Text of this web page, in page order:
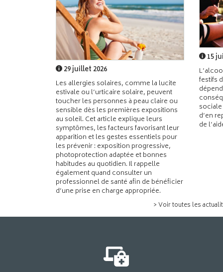
29 juillet 2026
Les allergies solaires, comme la lucite
estivale ou l’urticaire solaire, peuvent
toucher les personnes à peau claire ou
sensible dès les premières expositions
au soleil. Cet article explique leurs
symptômes, les facteurs favorisant leur
apparition et les gestes essentiels pour
les prévenir : exposition progressive,
photoprotection adaptée et bonnes
habitudes au quotidien. Il rappelle
également quand consulter un
professionnel de santé afin de bénéficier
d’une prise en charge appropriée.
15
festifs
d’en
de
> Voir toutes les